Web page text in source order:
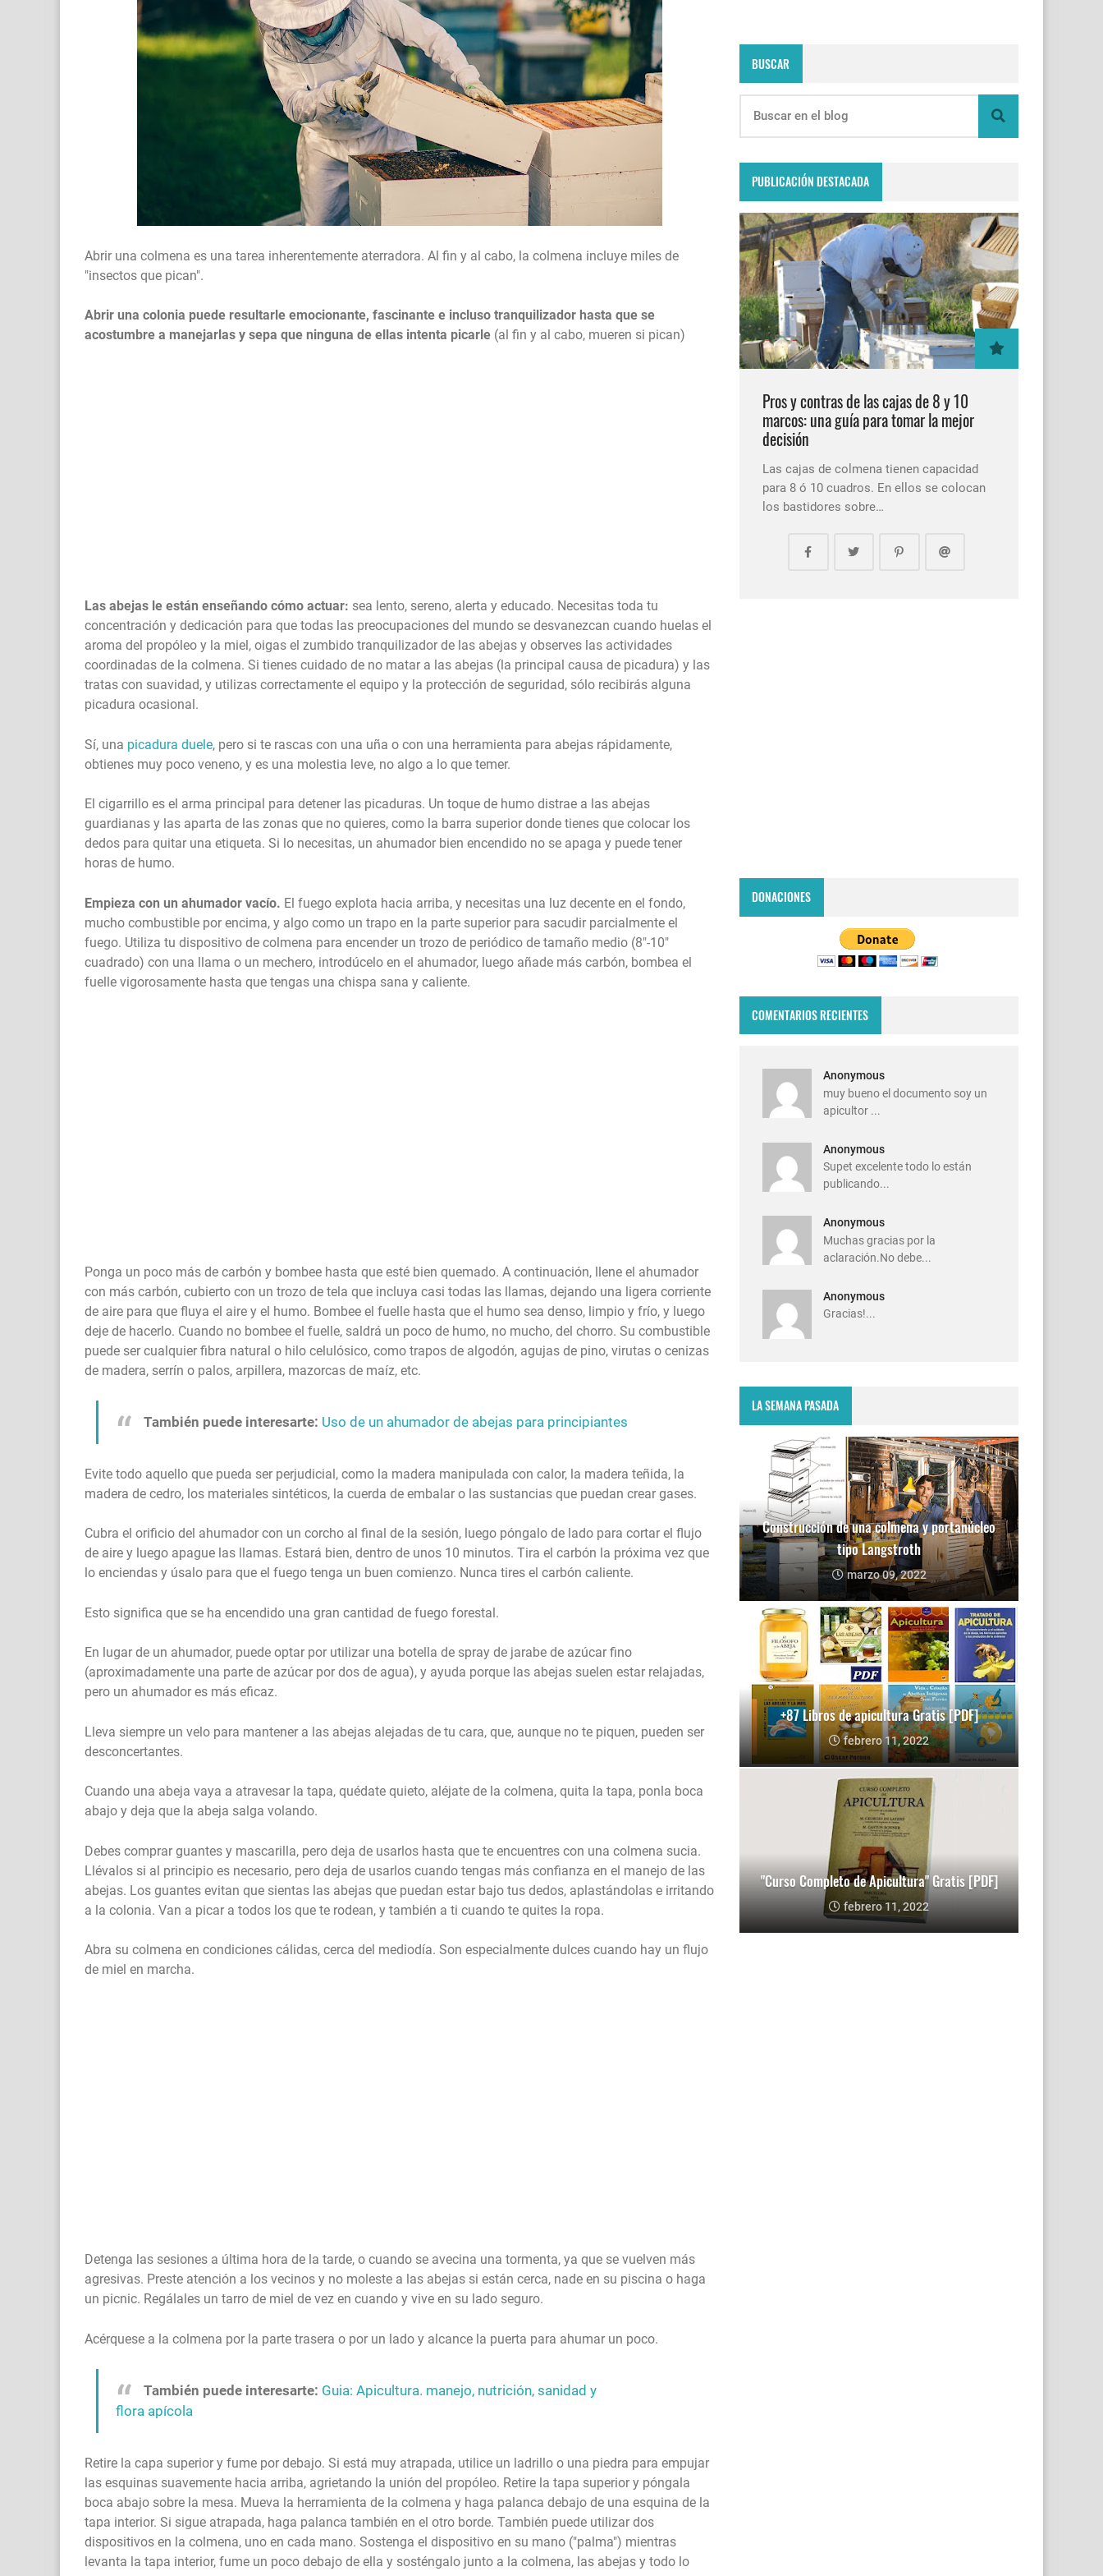
Abrir una colmena es una tarea inherentemente aterradora. Al fin y al cabo, la colmena incluye miles de
"insectos que pican".
Abrir una colonia puede resultarle emocionante, fascinante e incluso tranquilizador hasta que se
acostumbre a manejarlas y sepa que ninguna de ellas intenta picarle (al fin y al cabo, mueren si pican)
Las abejas le están enseñando cómo actuar: sea lento, sereno, alerta y educado. Necesitas toda tu
concentración y dedicación para que todas las preocupaciones del mundo se desvanezcan cuando huelas el
aroma del propóleo y la miel, oigas el zumbido tranquilizador de las abejas y observes las actividades
coordinadas de la colmena. Si tienes cuidado de no matar a las abejas (la principal causa de picadura) y las
tratas con suavidad, y utilizas correctamente el equipo y la protección de seguridad, sólo recibirás alguna
picadura ocasional.
Sí, una picadura duele, pero si te rascas con una uña o con una herramienta para abejas rápidamente,
obtienes muy poco veneno, y es una molestia leve, no algo a lo que temer.
El cigarrillo es el arma principal para detener las picaduras. Un toque de humo distrae a las abejas
guardianas y las aparta de las zonas que no quieres, como la barra superior donde tienes que colocar los
dedos para quitar una etiqueta. Si lo necesitas, un ahumador bien encendido no se apaga y puede tener
horas de humo.
Empieza con un ahumador vacío. El fuego explota hacia arriba, y necesitas una luz decente en el fondo,
mucho combustible por encima, y algo como un trapo en la parte superior para sacudir parcialmente el
fuego. Utiliza tu dispositivo de colmena para encender un trozo de periódico de tamaño medio (8"-10"
cuadrado) con una llama o un mechero, introdúcelo en el ahumador, luego añade más carbón, bombea el
fuelle vigorosamente hasta que tengas una chispa sana y caliente.
Ponga un poco más de carbón y bombee hasta que esté bien quemado. A continuación, llene el ahumador
con más carbón, cubierto con un trozo de tela que incluya casi todas las llamas, dejando una ligera corriente
de aire para que fluya el aire y el humo. Bombee el fuelle hasta que el humo sea denso, limpio y frío, y luego
deje de hacerlo. Cuando no bombee el fuelle, saldrá un poco de humo, no mucho, del chorro. Su combustible
puede ser cualquier fibra natural o hilo celulósico, como trapos de algodón, agujas de pino, virutas o cenizas
de madera, serrín o palos, arpillera, mazorcas de maíz, etc.
También puede interesarte: Uso de un ahumador de abejas para principiantes
Evite todo aquello que pueda ser perjudicial, como la madera manipulada con calor, la madera teñida, la
madera de cedro, los materiales sintéticos, la cuerda de embalar o las sustancias que puedan crear gases.
Cubra el orificio del ahumador con un corcho al final de la sesión, luego póngalo de lado para cortar el flujo
de aire y luego apague las llamas. Estará bien, dentro de unos 10 minutos. Tira el carbón la próxima vez que
lo enciendas y úsalo para que el fuego tenga un buen comienzo. Nunca tires el carbón caliente.
Esto significa que se ha encendido una gran cantidad de fuego forestal.
En lugar de un ahumador, puede optar por utilizar una botella de spray de jarabe de azúcar fino
(aproximadamente una parte de azúcar por dos de agua), y ayuda porque las abejas suelen estar relajadas,
pero un ahumador es más eficaz.
Lleva siempre un velo para mantener a las abejas alejadas de tu cara, que, aunque no te piquen, pueden ser
desconcertantes.
Cuando una abeja vaya a atravesar la tapa, quédate quieto, aléjate de la colmena, quita la tapa, ponla boca
abajo y deja que la abeja salga volando.
Debes comprar guantes y mascarilla, pero deja de usarlos hasta que te encuentres con una colmena sucia.
Llévalos si al principio es necesario, pero deja de usarlos cuando tengas más confianza en el manejo de las
abejas. Los guantes evitan que sientas las abejas que puedan estar bajo tus dedos, aplastándolas e irritando
a la colonia. Van a picar a todos los que te rodean, y también a ti cuando te quites la ropa.
Abra su colmena en condiciones cálidas, cerca del mediodía. Son especialmente dulces cuando hay un flujo
de miel en marcha.
Detenga las sesiones a última hora de la tarde, o cuando se avecina una tormenta, ya que se vuelven más
agresivas. Preste atención a los vecinos y no moleste a las abejas si están cerca, nade en su piscina o haga
un picnic. Regálales un tarro de miel de vez en cuando y vive en su lado seguro.
Acérquese a la colmena por la parte trasera o por un lado y alcance la puerta para ahumar un poco.
También puede interesarte: Guia: Apicultura. manejo, nutrición, sanidad y
flora apícola
Retire la capa superior y fume por debajo. Si está muy atrapada, utilice un ladrillo o una piedra para empujar
las esquinas suavemente hacia arriba, agrietando la unión del propóleo. Retire la tapa superior y póngala
boca abajo sobre la mesa. Mueva la herramienta de la colmena y haga palanca debajo de una esquina de la
tapa interior. Si sigue atrapada, haga palanca también en el otro borde. También puede utilizar dos
dispositivos en la colmena, uno en cada mano. Sostenga el dispositivo en su mano ("palma") mientras
levanta la tapa interior, fume un poco debajo de ella y sosténgalo junto a la colmena, las abejas y todo lo
BUSCAR
PUBLICACIÓN DESTACADA
Pros y contras de las cajas de 8 y 10
marcos: una guía para tomar la mejor
decisión
Las cajas de colmena tienen capacidad
para 8 ó 10 cuadros. En ellos se colocan
los bastidores sobre…
DONACIONES
COMENTARIOS RECIENTES
Anonymous
muy bueno el documento soy un
apicultor ...
Anonymous
Supet excelente todo lo están
publicando...
Anonymous
Muchas gracias por la
aclaración.No debe...
Anonymous
Gracias!...
LA SEMANA PASADA
Construcción de una colmena y portanúcleo
tipo Langstroth
marzo 09, 2022
+87 Libros de apicultura Gratis [PDF]
febrero 11, 2022
"Curso Completo de Apicultura" Gratis [PDF]
febrero 11, 2022